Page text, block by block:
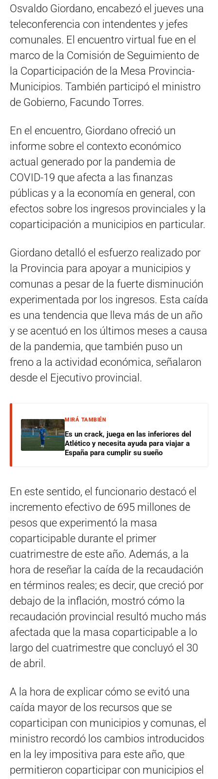
Osvaldo Giordano, encabezó el jueves una
teleconferencia con intendentes y jefes
comunales. El encuentro virtual fue en el
marco de la Comisión de Seguimiento de
la Coparticipación de la Mesa Provincia-
Municipios. También participó el ministro
de Gobierno, Facundo Torres.
En el encuentro, Giordano ofreció un
informe sobre el contexto económico
actual generado por la pandemia de
COVID-19 que afecta a las finanzas
públicas y a la economía en general, con
efectos sobre los ingresos provinciales y la
coparticipación a municipios en particular.
Giordano detalló el esfuerzo realizado por
la Provincia para apoyar a municipios y
comunas a pesar de la fuerte disminución
experimentada por los ingresos. Esta caída
es una tendencia que lleva más de un año
y se acentuó en los últimos meses a causa
de la pandemia, que también puso un
freno a la actividad económica, señalaron
desde el Ejecutivo provincial.
MIRÁ TAMBIÉN
Es un crack, juega en las inferiores del
Atlético y necesita ayuda para viajar a
España para cumplir su sueño
En este sentido, el funcionario destacó el
incremento efectivo de 695 millones de
pesos que experimentó la masa
coparticipable durante el primer
cuatrimestre de este año. Además, a la
hora de reseñar la caída de la recaudación
en términos reales; es decir, que creció por
debajo de la inflación, mostró cómo la
recaudación provincial resultó mucho más
afectada que la masa coparticipable a lo
largo del cuatrimestre que concluyó el 30
de abril.
A la hora de explicar cómo se evitó una
caída mayor de los recursos que se
coparticipan con municipios y comunas, el
ministro recordó los cambios introducidos
en la ley impositiva para este año, que
permitieron coparticipar con municipios el